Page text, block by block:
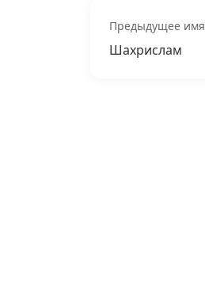
Предыдущее имя
Шахрислам